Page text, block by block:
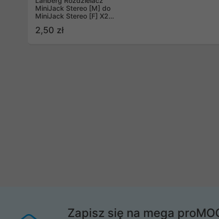
MiniJack Stereo [M] do
MiniJack Stereo [F] X2
BK)
2,50 zł
Zapisz się na mega